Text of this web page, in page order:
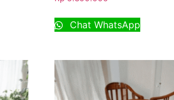
Chat WhatsApp